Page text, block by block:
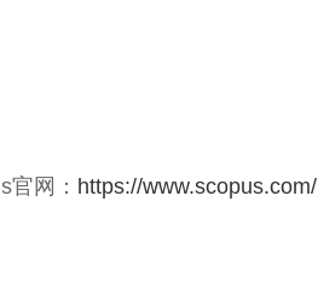
网： https://www.scopus.com/